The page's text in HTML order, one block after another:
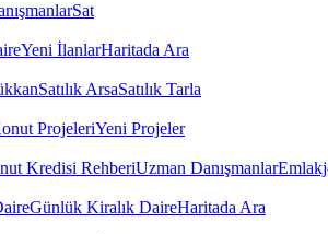
Sat
Yeni İlanlarHaritada Ara
Satılık ArsaSatılık Tarla
ProjeleriYeni Projeler
Kredisi RehberiUzman Danışmanlar
Günlük Kiralık DaireHaritada Ara